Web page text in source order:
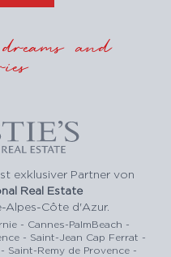
and
exklusiver Partner von
Real Estate
Alpes-Côte d'Azur.
- Cannes-PalmBeach -
- Saint-Jean Cap Ferrat -
Saint-Remy de Provence -